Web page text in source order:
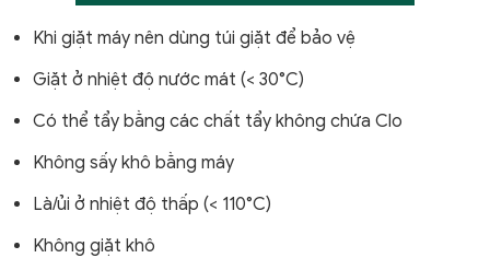
Khi giặt máy nên dùng túi giặt để bảo vệ
Giặt ở nhiệt độ nước mát (< 30°C)
Có thể tẩy bằng các chất tẩy không chứa Clo
Không sấy khô bằng máy
Là/ủi ở nhiệt độ thấp (< 110°C)
Không giặt khô